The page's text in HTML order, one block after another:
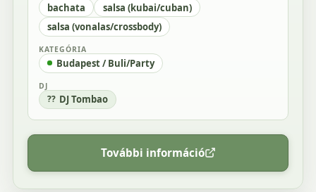
bachata
salsa (kubai/cuban)
salsa (vonalas/crossbody)
KATEGÓRIA
Budapest / Buli/Party
DJ
DJ Tombao
További információ